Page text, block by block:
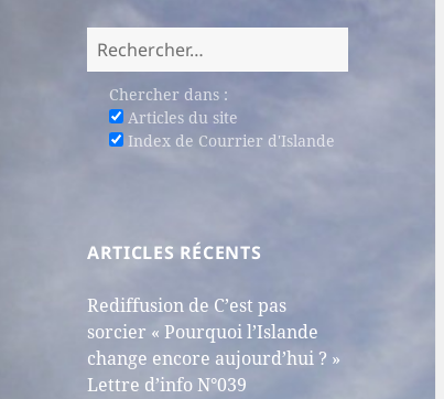
Rechercher :
Chercher dans :
Articles du site
Index de Courrier d'Islande
ARTICLES RÉCENTS
Rediffusion de C’est pas
sorcier « Pourquoi l’Islande
change encore aujourd’hui ? »
Lettre d’info N°039